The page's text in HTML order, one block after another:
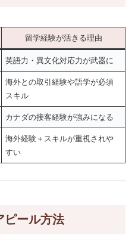
留学経験が活きる理由
英語力・異文化対応力が武器に
海外との取引経験や語学が必須
スキル
カナダの接客経験が強みになる
海外経験＋スキルが重視されや
すい
ピール方法